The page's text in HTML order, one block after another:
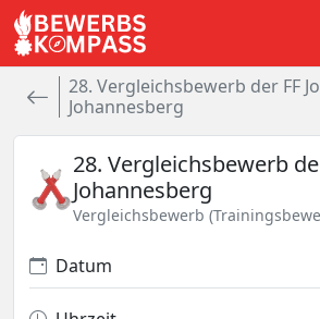
28. Vergleichsbewerb der FF
Johannesberg
28. Vergleichsbewerb
Johannesberg
Vergleichsbewerb
Datum